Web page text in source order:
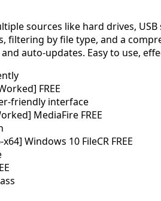
sources like hard drives, USB
by file type, and a
auto-updates. Easy to use,
FREE
friendly interface
MediaFire FREE
Windows 10 FileCR FREE